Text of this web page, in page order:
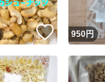
いいね！
950円